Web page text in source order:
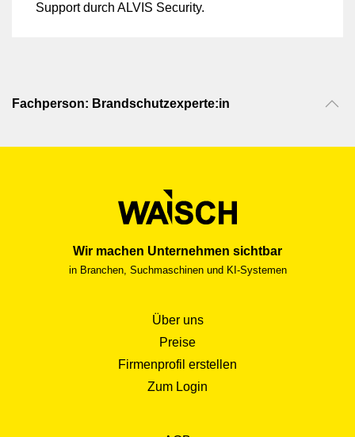
Support durch ALVIS Security.
Fachperson: Brandschutzexperte:in
Wir machen Unternehmen sichtbar
in Branchen, Suchmaschinen und KI-Systemen
Über uns
Preise
Firmenprofil erstellen
Zum Login